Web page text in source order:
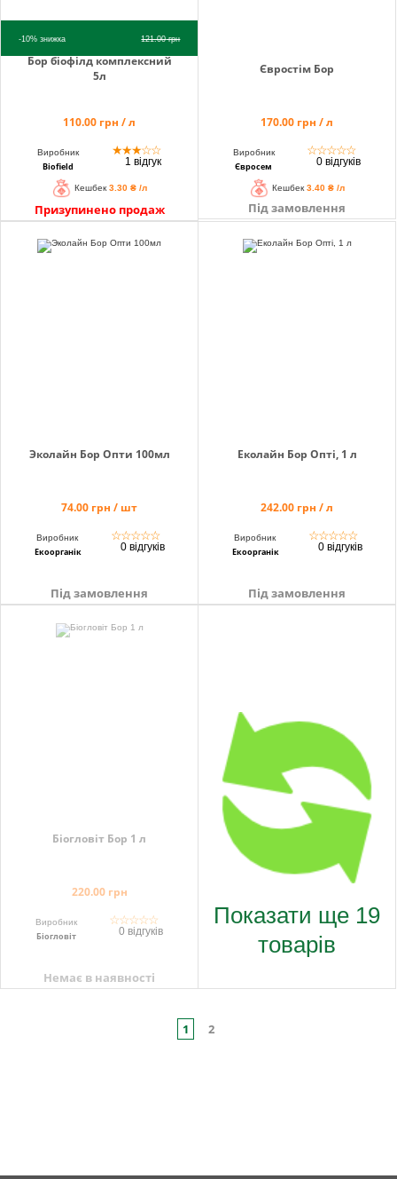
-10%знижка 121.00грн
Бор біофілд комплексний
5л
110.00 грн / л
Виробник
Biofield
★★★☆☆
1 відгук
Кешбек 3.30 ₴ /л
Призупинено продаж
Євростім Бор
170.00 грн / л
Виробник
Євросем
☆☆☆☆☆
0 відгуків
Кешбек 3.40 ₴ /л
Під замовлення
Эколайн Бор Опти 100мл
74.00 грн / шт
Виробник
Екоорганік
☆☆☆☆☆
0 відгуків
Під замовлення
Еколайн Бор Опті, 1 л
242.00 грн / л
Виробник
Екоорганік
☆☆☆☆☆
0 відгуків
Під замовлення
Біогловіт Бор 1 л
220.00 грн
Виробник
Біогловіт
☆☆☆☆☆
0 відгуків
Немає в наявності
Показати ще 19
товарів
1 2